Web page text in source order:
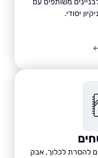
לכלוך, אבק